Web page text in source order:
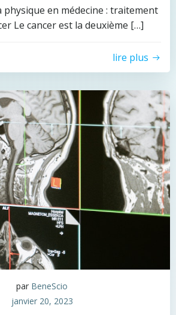
physique en médecine : traitement
Le cancer est la deuxième […]
lire plus
par BeneScio
janvier 20, 2023